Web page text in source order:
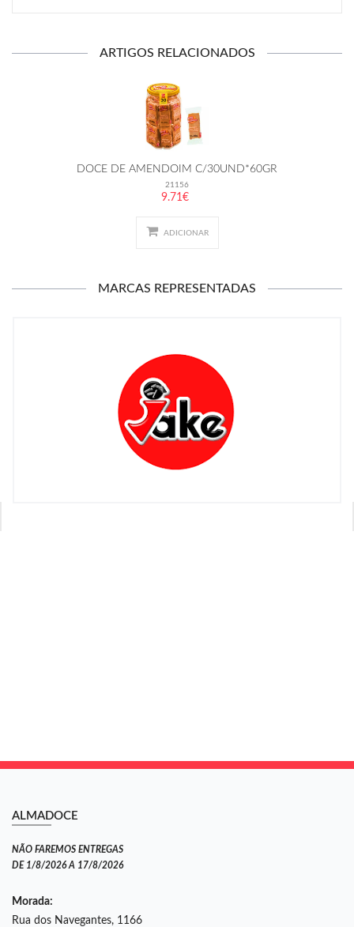
ARTIGOS RELACIONADOS
DOCE DE AMENDOIM C/30UND*60GR
21156
9.71€
ADICIONAR
MARCAS REPRESENTADAS
ALMADOCE
NÃO FAREMOS ENTREGAS
DE 1/8/2026 A 17/8/2026
Morada:
Rua dos Navegantes, 1166